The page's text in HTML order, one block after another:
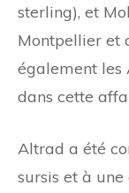
sterling), et
Montpellier et
également les
dans cette
Altrad a été
sursis et à